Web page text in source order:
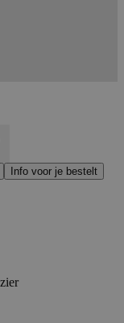
Info voor je bestelt